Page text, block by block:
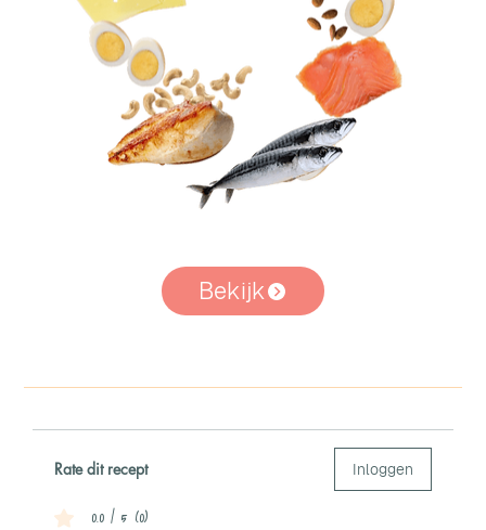
Bekijk
Rate dit recept Inloggen
0.0 / 5 (0)